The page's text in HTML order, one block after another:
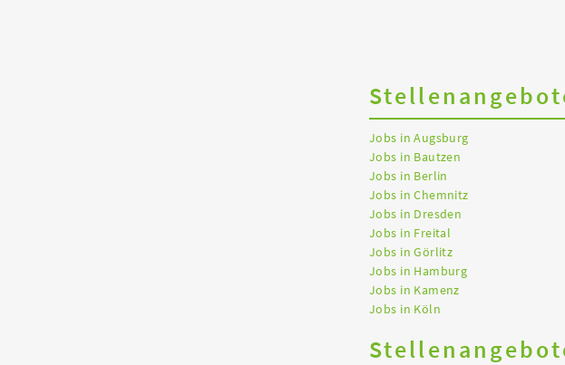
Jobs in Augsburg
Jobs in Bautzen
Jobs in Berlin
Jobs in Chemnitz
Jobs in Dresden
Jobs in Freital
Jobs in Görlitz
Jobs in Hamburg
Jobs in Kamenz
Jobs in Köln